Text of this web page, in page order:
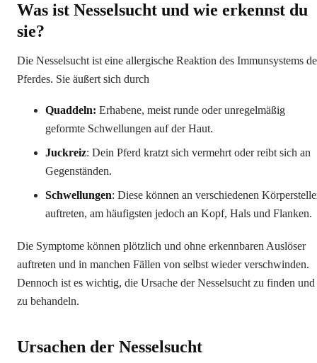
Was ist Nesselsucht und wie erkennst du
sie?
Die Nesselsucht ist eine allergische Reaktion des Immunsystems
Pferdes. Sie äußert sich durch
Quaddeln: Erhabene, meist runde oder unregelmäßig
geformte Schwellungen auf der Haut.
Juckreiz: Dein Pferd kratzt sich vermehrt oder reibt sich an
Gegenständen.
Schwellungen: Diese können an verschiedenen
auftreten, am häufigsten jedoch an Kopf, Hals und Flanken.
Die Symptome können plötzlich und ohne erkennbaren Auslöser
auftreten und in manchen Fällen von selbst wieder verschwinden.
Dennoch ist es wichtig, die Ursache der Nesselsucht zu finden und
zu behandeln.
Ursachen der Nesselsucht